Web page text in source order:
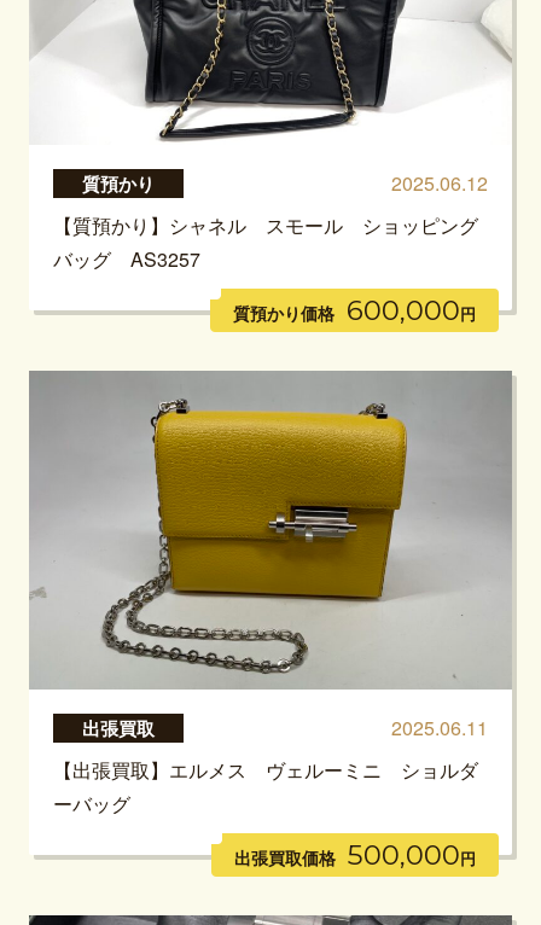
質預かり
2025.06.12
【質預かり】シャネル スモール ショッピング
バッグ AS3257
質預かり価格 600,000円
出張買取
2025.06.11
【出張買取】エルメス ヴェルーミニ ショルダ
ーバッグ
出張買取価格 500,000円